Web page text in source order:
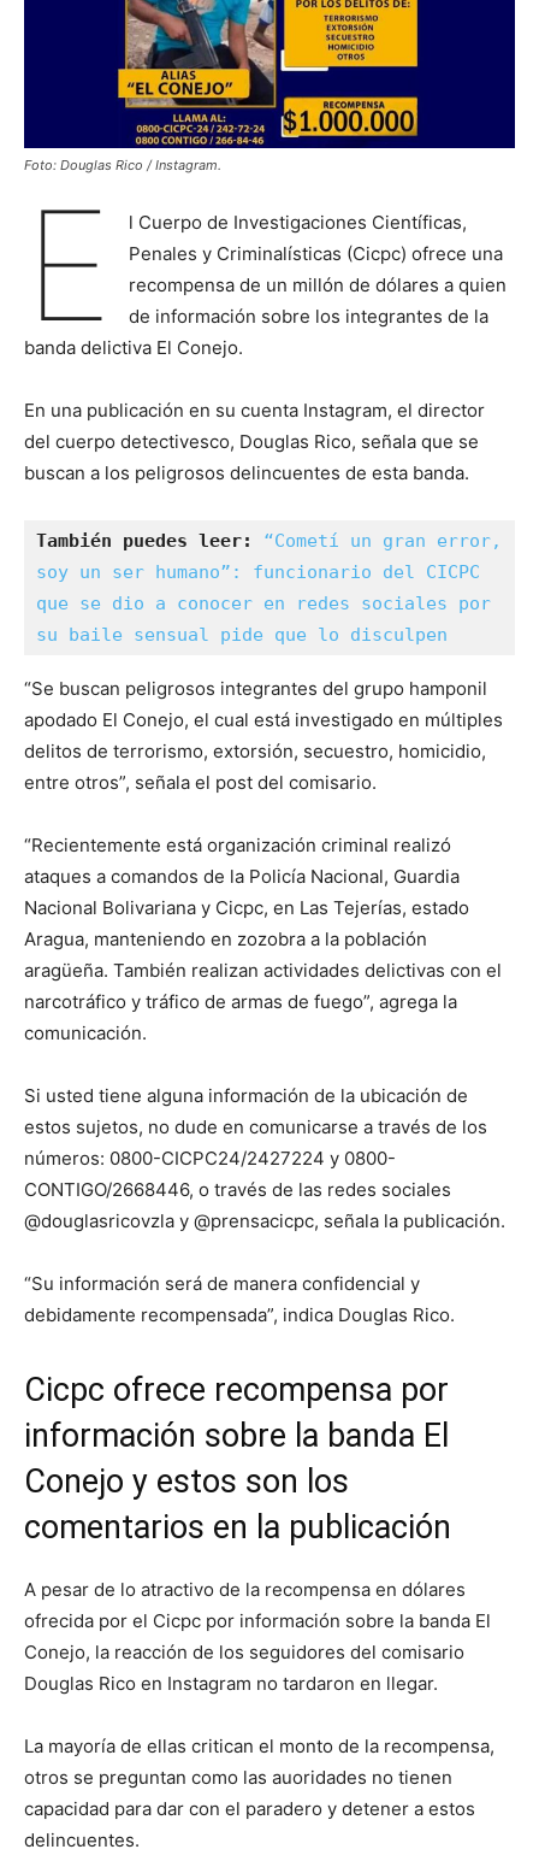
Foto: Douglas Rico / Instagram.
E
l Cuerpo de Investigaciones Científicas,
Penales y Criminalísticas (Cicpc) ofrece una
recompensa de un millón de dólares a quien
de información sobre los integrantes de la
banda delictiva El Conejo.
En una publicación en su cuenta Instagram, el director
del cuerpo detectivesco, Douglas Rico, señala que se
buscan a los peligrosos delincuentes de esta banda.
También puedes leer: “Cometí un gran error,
soy un ser humano”: funcionario del CICPC
que se dio a conocer en redes sociales por
su baile sensual pide que lo disculpen
“Se buscan peligrosos integrantes del grupo hamponil
apodado El Conejo, el cual está investigado en múltiples
delitos de terrorismo, extorsión, secuestro, homicidio,
entre otros”, señala el post del comisario.
“Recientemente está organización criminal realizó
ataques a comandos de la Policía Nacional, Guardia
Nacional Bolivariana y Cicpc, en Las Tejerías, estado
Aragua, manteniendo en zozobra a la población
aragüeña. También realizan actividades delictivas con el
narcotráfico y tráfico de armas de fuego”, agrega la
comunicación.
Si usted tiene alguna información de la ubicación de
estos sujetos, no dude en comunicarse a través de los
números: 0800-CICPC24/2427224 y 0800-
CONTIGO/2668446, o través de las redes sociales
@douglasricovzla y @prensacicpc, señala la publicación.
“Su información será de manera confidencial y
debidamente recompensada”, indica Douglas Rico.
Cicpc ofrece recompensa por
información sobre la banda El
Conejo y estos son los
comentarios en la publicación
A pesar de lo atractivo de la recompensa en dólares
ofrecida por el Cicpc por información sobre la banda El
Conejo, la reacción de los seguidores del comisario
Douglas Rico en Instagram no tardaron en llegar.
La mayoría de ellas critican el monto de la recompensa,
otros se preguntan como las auoridades no tienen
capacidad para dar con el paradero y detener a estos
delincuentes.